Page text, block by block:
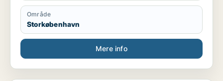
Område
Storkøbenhavn
Mere info